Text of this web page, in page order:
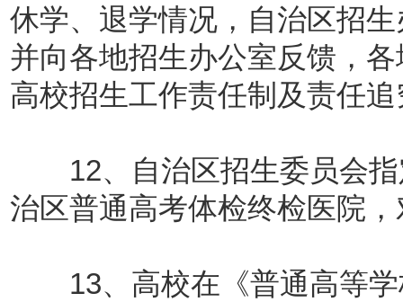
休学、退学情况，自治区招
并向各地招生办公室反馈，
高校招生工作责任制及责任
12、自治区招生委员会指
治区普通高考体检终检医院
13、高校在《普通高等学